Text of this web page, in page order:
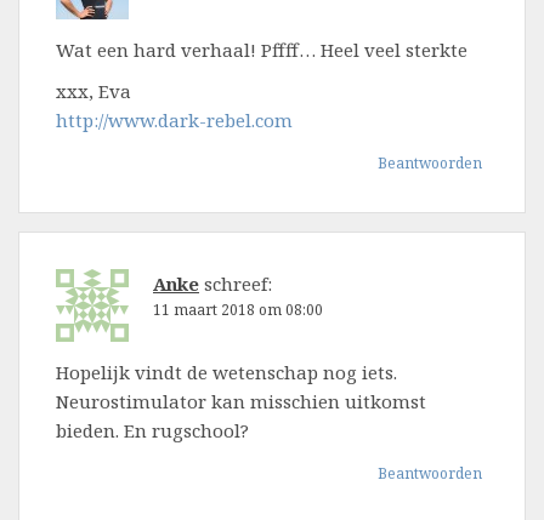
Wat een hard verhaal! Pffff… Heel veel sterkte
xxx, Eva
http://www.dark-rebel.com
Beantwoorden
Anke schreef:
11 maart 2018 om 08:00
Hopelijk vindt de wetenschap nog iets.
Neurostimulator kan misschien uitkomst
bieden. En rugschool?
Beantwoorden